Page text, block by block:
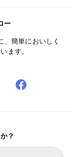
ー
、簡単においしく
ます。
？